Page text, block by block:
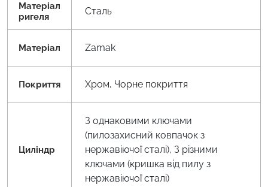
Матеріал
ригеля
Сталь
Матеріал Zamak
Покриття Хром, Чорне покриття
Циліндр
З однаковими ключами
(пилозахисний ковпачок з
нержавіючої сталі), З різними
ключами (кришка від пилу з
нержавіючої сталі)